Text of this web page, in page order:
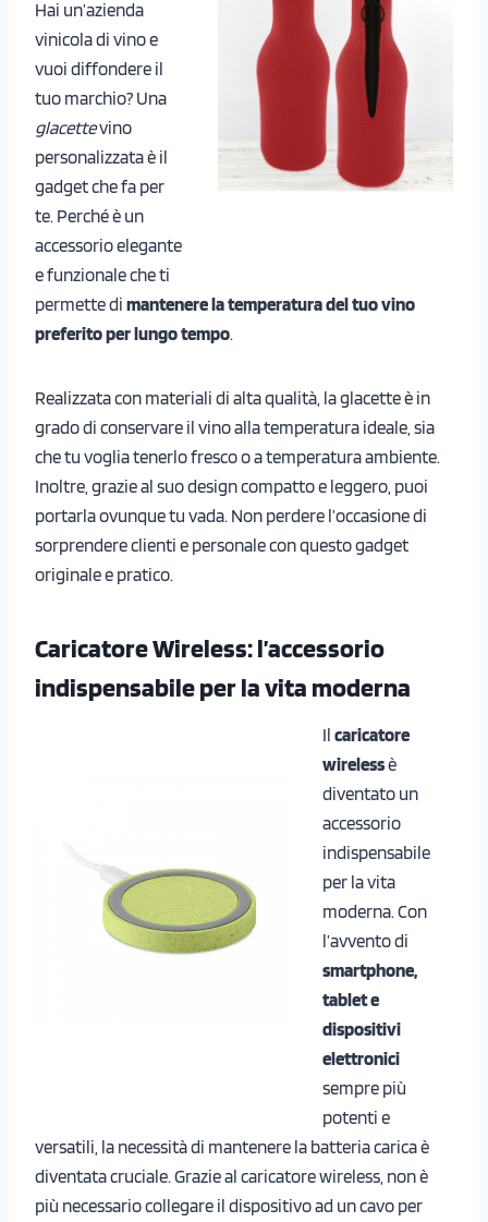
Hai un’azienda
vinicola di vino e
vuoi diffondere il
tuo marchio? Una
glacettevino
personalizzata è il
gadget che fa per
te. Perché è un
accessorio elegante
e funzionale che ti
permette di mantenere la temperatura del tuo vino
preferito per lungo tempo.
Realizzata con materiali di alta qualità, la glacette è in
grado di conservare il vino alla temperatura ideale, sia
che tu voglia tenerlo fresco o a temperatura ambiente.
Inoltre, grazie al suo design compatto e leggero, puoi
portarla ovunque tu vada. Non perdere l’occasione di
sorprendere clienti e personale con questo gadget
originale e pratico.
Caricatore Wireless: l’accessorio
indispensabile per la vita moderna
Il caricatore
wirelessè
diventato un
accessorio
indispensabile
per la vita
moderna. Con
l’avvento di
smartphone,
tablet e
dispositivi
elettronici
sempre più
potenti e
versatili, la necessità di mantenere la batteria carica è
diventata cruciale. Grazie al caricatore wireless, non è
più necessario collegare il dispositivo ad un cavo per